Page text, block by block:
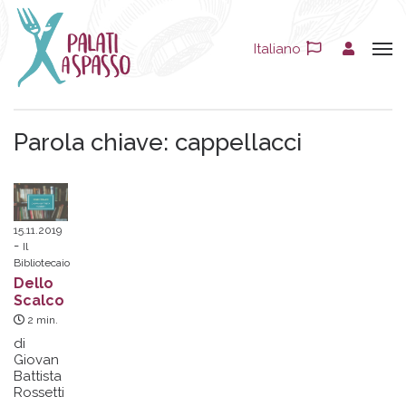
Italiano
Parola chiave: cappellacci
15.11.2019
Il
Bibliotecaio
Dello
Scalco
2 min.
di
Giovan
Battista
Rossetti